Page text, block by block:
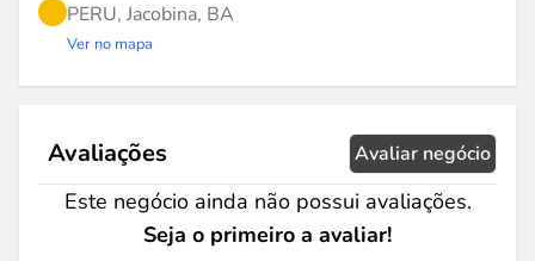
PERU, Jacobina, BA
Ver no mapa
Avaliações Avaliar negócio
Este negócio ainda não possui avaliações.
Seja o primeiro a avaliar!